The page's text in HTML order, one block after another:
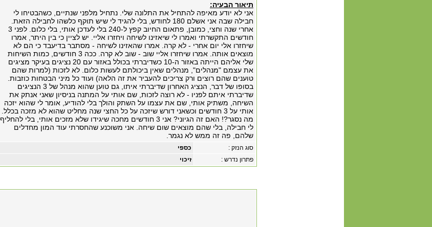
תיאור הבעיה:
אני לא יודע מאיפה להתחיל את התלונה שלי. נתחיל מלפני שנתיים, כשהבטיחו לי
חבילה שבה אני אשלם 180 לחודש, בלי להגיד לי שיש תוקף כלשהו לחבילה הזאת.
אחרי שנה וחצי, כמובן, פתאום החיוב קפץ ל-240 בלי לעדכן אותי, בלי כלום. לפני 3
חודשים התקשרתי ואמרו לי שיאזינו לשיחה ויחזרו אליי. יש לציין כי בין היתר, אמרו
שיחזרו אלי יום אחרי - לא קרה. אמרו שהאזינו לשיחה - מסתבר בדיעבד כי הם לא
מוצאים אותה. אמרו שיחזרו אליי שוב - שוב לא קרה. ככה 3 חודשים, כמות השיחות
שלי אליהם הייתה באזור ה-10 כשדיברתי בכולל באזור עם 20 נציגים בעיקר מציגים
את עצמם "מנהלים", מנהלים שאין ביכולתם לעשות כלום. לא לזכות (למרות שהם
טוענים שהם רוצים ורק צריכים להעביר את זה הלאה) ועוד כל מיני הבטחות כוזבות.
בסופו של דבר, הנציג האחרון שדיברתי איתו, גם טוען שהוא מנהל של 3 הנציגים
שדיברתי איתם לפניו - לא רוצה לזכות, שם אותי על המתנה בניסיון שאני אנתק את
השיחה, משתיק אותי, שם את עצמו על השתק והולך בלי להודיע, אומר לי שהוא יזכה
אותי על 3 חודשים וכשאני דורש שיזכה על כל החצי שנה מחליט שהוא לא מזכה בכלל.
מה נסגר?! האם זה הגיוני? אני 3 חודשים מחכה שיגידו שלא מזכים אותי, בלי להחליף
לי חבילה, בלי שהם מוצאים שום שיחה. אני משוכנע שהחסרתי עוד המון מחדלים
שלהם, פה זה ממש לא נגמר.
כספי
סוג הנזק :
זיכוי
פתרון נדרש :